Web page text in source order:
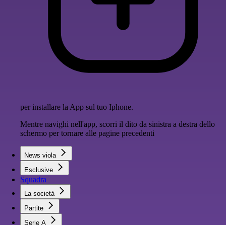
per installare la App sul tuo Iphone.
Mentre navighi nell'app, scorri il dito da sinistra a destra dello
schermo per tornare alle pagine precedenti
News viola
Esclusive
Squadra
La società
Partite
Serie A